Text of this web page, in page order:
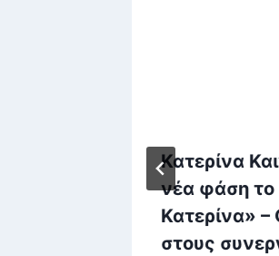
Κατερίνα
νέα φάση το
Κατερίνα» –
στους